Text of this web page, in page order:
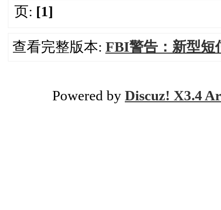
页: [1]
查看完整版本: FBI警告：新型短
Powered by Discuz! X3.4